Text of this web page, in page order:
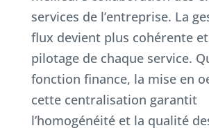
services de l’entreprise. La
flux devient plus cohérente
pilotage de chaque service.
fonction finance, la mise en
cette centralisation garantit
l’homogénéité et la qualité